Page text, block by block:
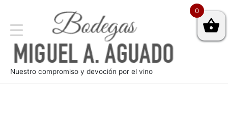
Nuestro compromiso y devoción por el vino
0